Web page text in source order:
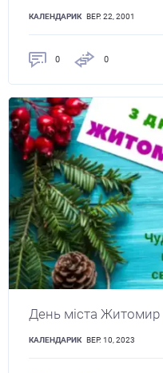
КАЛЕНДАРИК ВЕР. 22, 2001
0 0
День міста Житомир
КАЛЕНДАРИК ВЕР. 10, 2023